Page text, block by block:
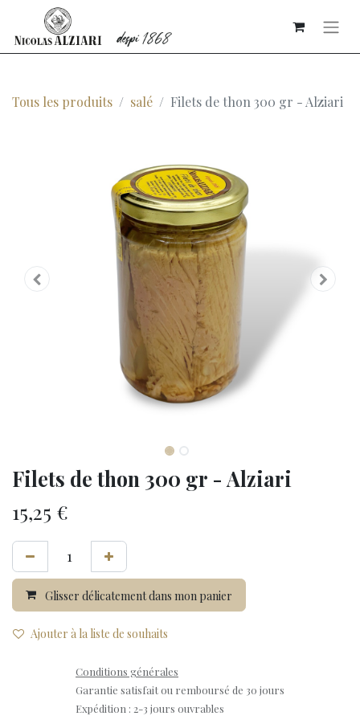
Tous les produits salé Filets de thon 300 gr - Alziari
Filets de thon 300 gr - Alziari
15,25 €
Glisser délicatement dans mon panier
Ajouter à la liste de souhaits
Conditions générales
Garantie satisfait ou remboursé de 30 jours
Expédition : 2-3 jours ouvrables